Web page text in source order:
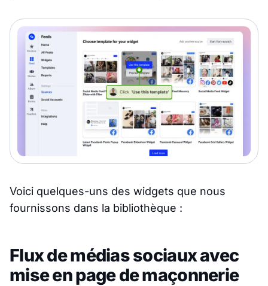
Voici quelques-uns des widgets que nous
fournissons dans la bibliothèque :
Flux de médias sociaux avec
mise en page de maçonnerie